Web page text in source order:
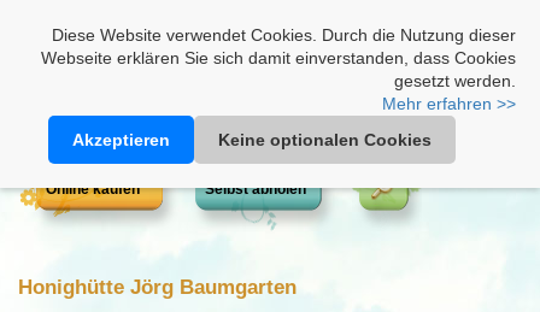
Diese Website verwendet Cookies. Durch die Nutzung dieser
Webseite erklären Sie sich damit einverstanden, dass Cookies
gesetzt werden.
Mehr erfahren >>
Akzeptieren
Keine optionalen Cookies
Online kaufen Selbst abholen
Honighütte Jörg Baumgarten